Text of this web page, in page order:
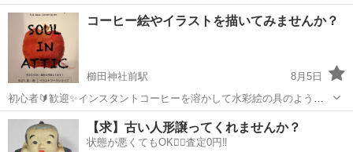
たので、東京と世界での話しなります。 演技の話や活動の話なんでも
お答えします。 オンライン、喫茶店も可能 参考までに noteでの...
福岡 福岡市 ワークショップ 俳優
コーヒー絵やイラストを描いてみませんか？
櫛田神社前駅
8月5日
初心者🔰歓迎✨インスタントコーヒーを溶かして水彩絵の具のように
使ったり、ペンや絵の具でササっとイラストを描いたり、そんな初心
者向けイラスト講座を行います❣️ 道具、画材は一切こちらで用意しま
すので、手ぶらで来てください。お気...
福岡 福岡市 櫛田神社前駅 ワークショップ
【求】古い人形譲ってくれませんか？
状態が悪くてもOK🙆‍♀️査定0円‼️